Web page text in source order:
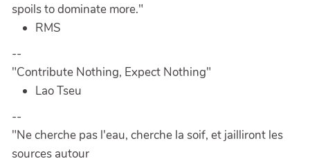
spoils to dominate more."
RMS
--
"Contribute Nothing, Expect Nothing"
Lao Tseu
--
"Ne cherche pas l'eau, cherche la soif, et jailliront les
sources autour